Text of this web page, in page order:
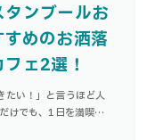
タンブールお
すめのお洒落
フェ2選！
たい！」と言うほど人
けでも、1日を満喫で
てほしいおすすめの